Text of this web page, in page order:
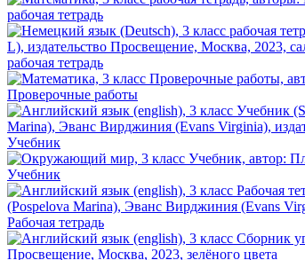
рабочая тетрадь
рабочая тетрадь
Проверочные работы
Учебник
Учебник
Рабочая тетрадь